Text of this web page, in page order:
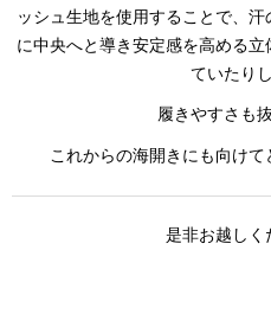
ッシュ生地を使用することで、
に中央へと導き安定感を高める
ていたり
履きやすさも
これからの海開きにも向けて
是非お越しく